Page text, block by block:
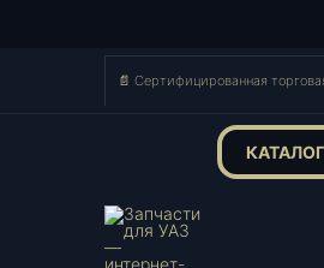
📄 Сертифицированная
КАТАЛОГ